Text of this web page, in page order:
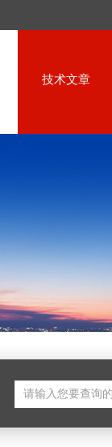
技术文章